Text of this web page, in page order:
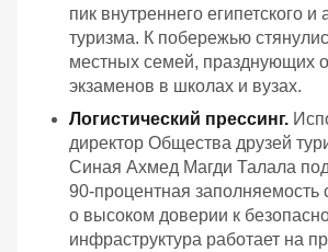
пик внутреннего египетского и
туризма. К побережью
местных семей, празднующих
экзаменов в школах и вузах.
Логистический прессинг.
директор Общества друзей
Синая Ахмед Магди Талала
90-процентная заполняемость
о высоком доверии к
инфраструктура работает на